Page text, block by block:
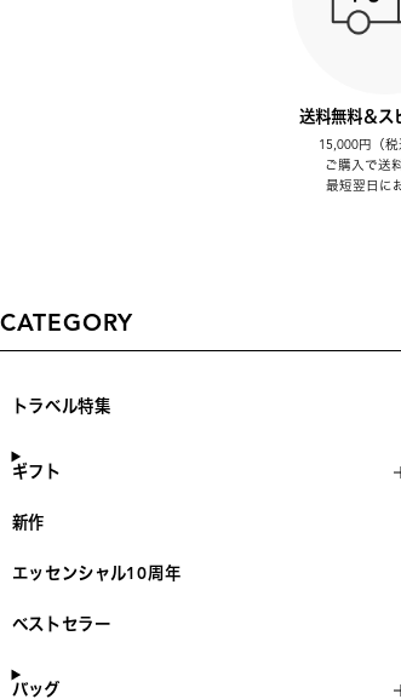
送料無料＆ス
15,000円（
ご購入で送
最短翌日に
CATEGORY
トラベル特集
ギフト
新作
エッセンシャル10周年
ベストセラー
バッグ